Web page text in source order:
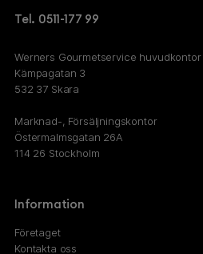
Tel. 0511-177 99
Werners Gourmetservice huvudkontor
Kämpagatan 3
532 37 Skara
Marknad-, Försäljningskontor
Östermalmsgatan 26A
114 26 Stockholm
Information
Företaget
Kontakta oss